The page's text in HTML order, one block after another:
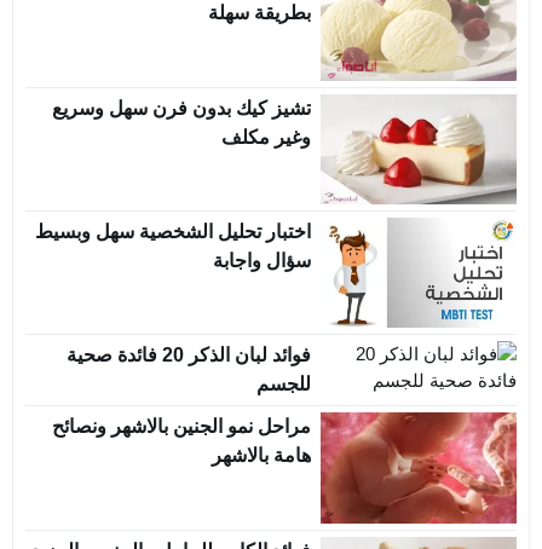
بطريقة سهلة
تشيز كيك بدون فرن سهل وسريع
وغير مكلف
اختبار تحليل الشخصية سهل وبسيط
سؤال واجابة
فوائد لبان الذكر 20 فائدة صحية
للجسم
مراحل نمو الجنين بالاشهر ونصائح
هامة بالاشهر